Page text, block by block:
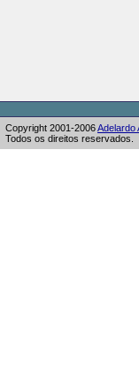
Copyright 2001-2006Adelardo
Todos os direitos reservados.